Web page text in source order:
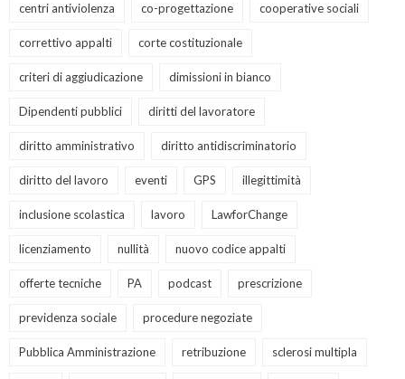
centri antiviolenza co-progettazione cooperative sociali
correttivo appalti corte costituzionale
criteri di aggiudicazione dimissioni in bianco
Dipendenti pubblici diritti del lavoratore
diritto amministrativo diritto antidiscriminatorio
diritto del lavoro eventi GPS illegittimità
inclusione scolastica lavoro LawforChange
licenziamento nullità nuovo codice appalti
offerte tecniche PA podcast prescrizione
previdenza sociale procedure negoziate
Pubblica Amministrazione retribuzione sclerosi multipla